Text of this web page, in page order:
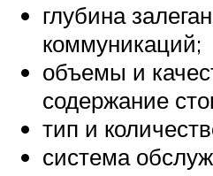
глубина
коммуникаций;
объемы и
содержание
тип и
система